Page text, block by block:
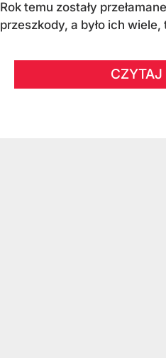
Rok temu zostały
przeszkody, a było ich
CZYTAJ